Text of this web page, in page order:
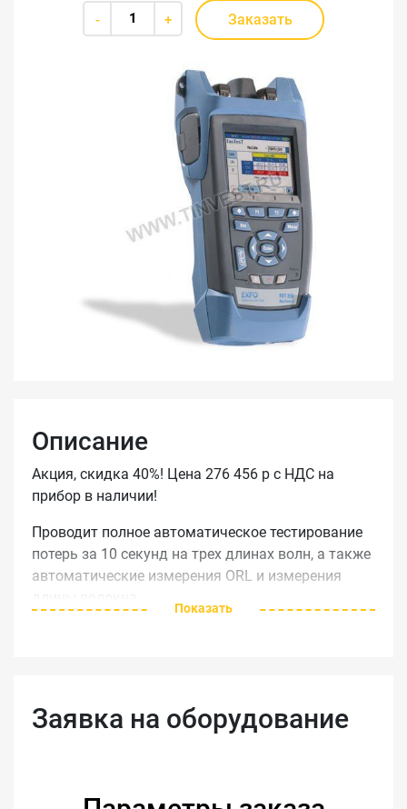
- + Заказать
Описание
Акция, скидка 40%! Цена 276 456 р с НДС на
прибор в наличии!
Проводит полное автоматическое тестирование
потерь за 10 секунд на трех длинах волн, а также
автоматические измерения ORL и измерения
большой цветной экран высокого разрешения,
Показать
Заявка на оборудование